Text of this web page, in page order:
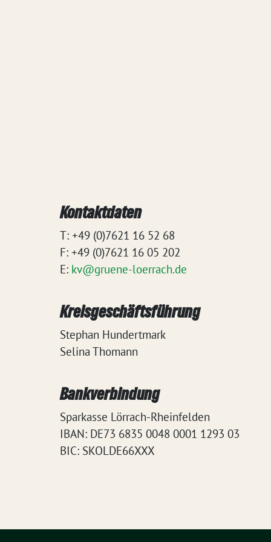
Kontaktdaten
T: +49 (0)7621 16 52 68
F: +49 (0)7621 16 05 202
E: kv@gruene-loerrach.de
Kreisgeschäftsführung
Stephan Hundertmark
Selina Thomann
Bankverbindung
Sparkasse Lörrach-Rheinfelden
IBAN: DE73 6835 0048 0001 1293 03
BIC: SKOLDE66XXX